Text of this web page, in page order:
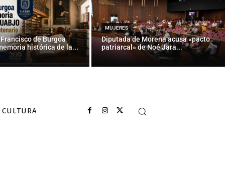
de Burgoa
histórica de la...
MUJERES
Diputada de Morena acusa «pacto
patriarcal» de Noé Jara...
CULTURA